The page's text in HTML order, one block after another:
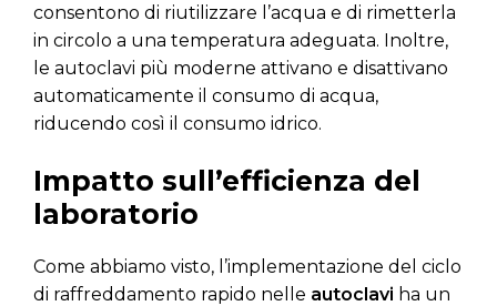
consentono di riutilizzare l’acqua e di rimetterla
in circolo a una temperatura adeguata. Inoltre,
le autoclavi più moderne attivano e disattivano
automaticamente il consumo di acqua,
riducendo così il consumo idrico.
Impatto sull’efficienza del
laboratorio
Come abbiamo visto, l’implementazione del ciclo
di raffreddamento rapido nelle autoclavi ha un